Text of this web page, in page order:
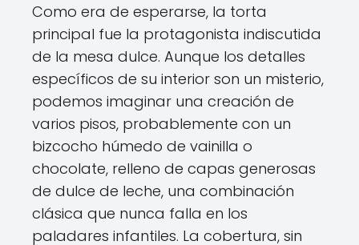
Como era de esperarse, la torta
principal fue la protagonista indiscutida
de la mesa dulce. Aunque los detalles
específicos de su interior son un misterio,
podemos imaginar una creación de
varios pisos, probablemente con un
bizcocho húmedo de vainilla o
chocolate, relleno de capas generosas
de dulce de leche, una combinación
clásica que nunca falla en los
paladares infantiles. La cobertura, sin